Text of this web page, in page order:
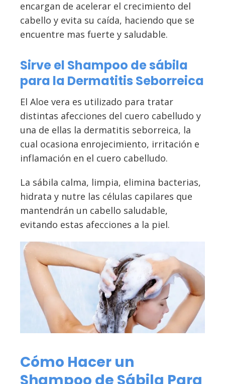
encargan de acelerar el crecimiento del
cabello y evita su caída, haciendo que se
encuentre mas fuerte y saludable.
Sirve el Shampoo de sábila
para la Dermatitis Seborreica
El Aloe vera es utilizado para tratar
distintas afecciones del cuero cabelludo y
una de ellas la dermatitis seborreica, la
cual ocasiona enrojecimiento, irritación e
inflamación en el cuero cabelludo.
La sábila calma, limpia, elimina bacterias,
hidrata y nutre las células capilares que
mantendrán un cabello saludable,
evitando estas afecciones a la piel.
Cómo Hacer un